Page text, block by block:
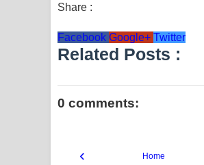
Share :
Facebook Google+ Twitter
Related Posts :
0 comments:
‹ Home